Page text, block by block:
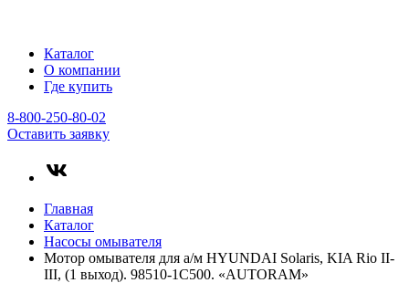
Каталог
О компании
Где купить
8-800-250-80-02
Оставить заявку
Главная
Каталог
Насосы омывателя
Мотор омывателя для а/м HYUNDAI Solaris, KIA Rio II-
III, (1 выход). 98510-1C500. «AUTORAM»